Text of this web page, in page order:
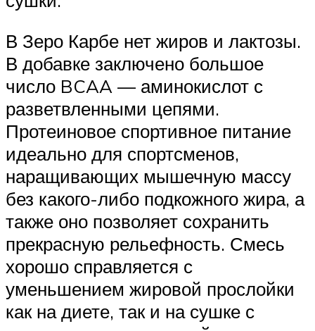
В Зеро Карбе нет жиров и лактозы.
В добавке заключено большое
число BCAA — аминокислот с
разветвленными цепями.
Протеиновое спортивное питание
идеально для спортсменов,
наращивающих мышечную массу
без какого-либо подкожного жира, а
также оно позволяет сохранить
прекрасную рельефность. Смесь
хорошо справляется с
уменьшением жировой прослойки
как на диете, так и на сушке с